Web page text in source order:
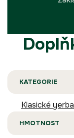
KATEGORIE
Klasické
HMOTNOST